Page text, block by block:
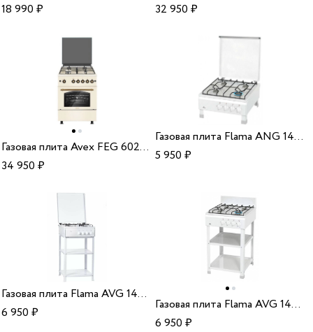
18 990₽
32 950₽
Газовая плита Avex FEG 6021 YR
34 950₽
Газовая плита Flama ANG 1401 W (45)
5 950₽
Газовая плита Flama AVG 1401 W (47)
6 950₽
Газовая плита Flama AVG 1402 W (48)
6 950₽